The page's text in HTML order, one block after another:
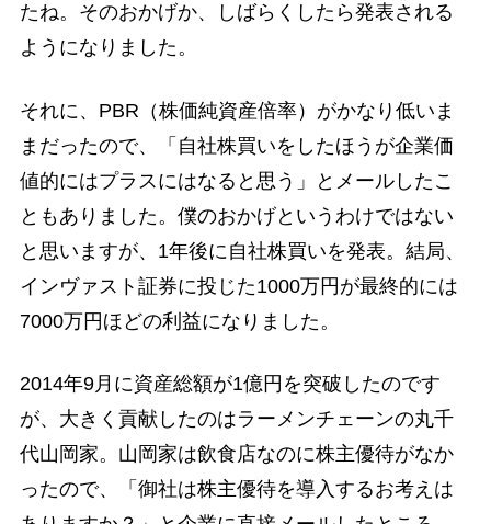
たね。そのおかげか、しばらくしたら発表される
ようになりました。
それに、PBR（株価純資産倍率）がかなり低いま
まだったので、「自社株買いをしたほうが企業価
値的にはプラスにはなると思う」とメールしたこ
ともありました。僕のおかげというわけではない
と思いますが、1年後に自社株買いを発表。結局、
インヴァスト証券に投じた1000万円が最終的には
7000万円ほどの利益になりました。
2014年9月に資産総額が1億円を突破したのです
が、大きく貢献したのはラーメンチェーンの丸千
代山岡家。山岡家は飲食店なのに株主優待がなか
ったので、「御社は株主優待を導入するお考えは